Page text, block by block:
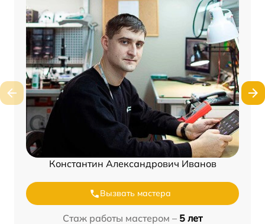
Константин Александрович Иванов
Вызвать мастера
Стаж работы мастером – 5 лет